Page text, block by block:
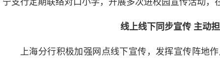
宁支行定期联络对口小学，开展多次进校园宣传活动
线上线下同步宣传 主动
上海分行积极加强网点线下宣传，发挥宣传阵地